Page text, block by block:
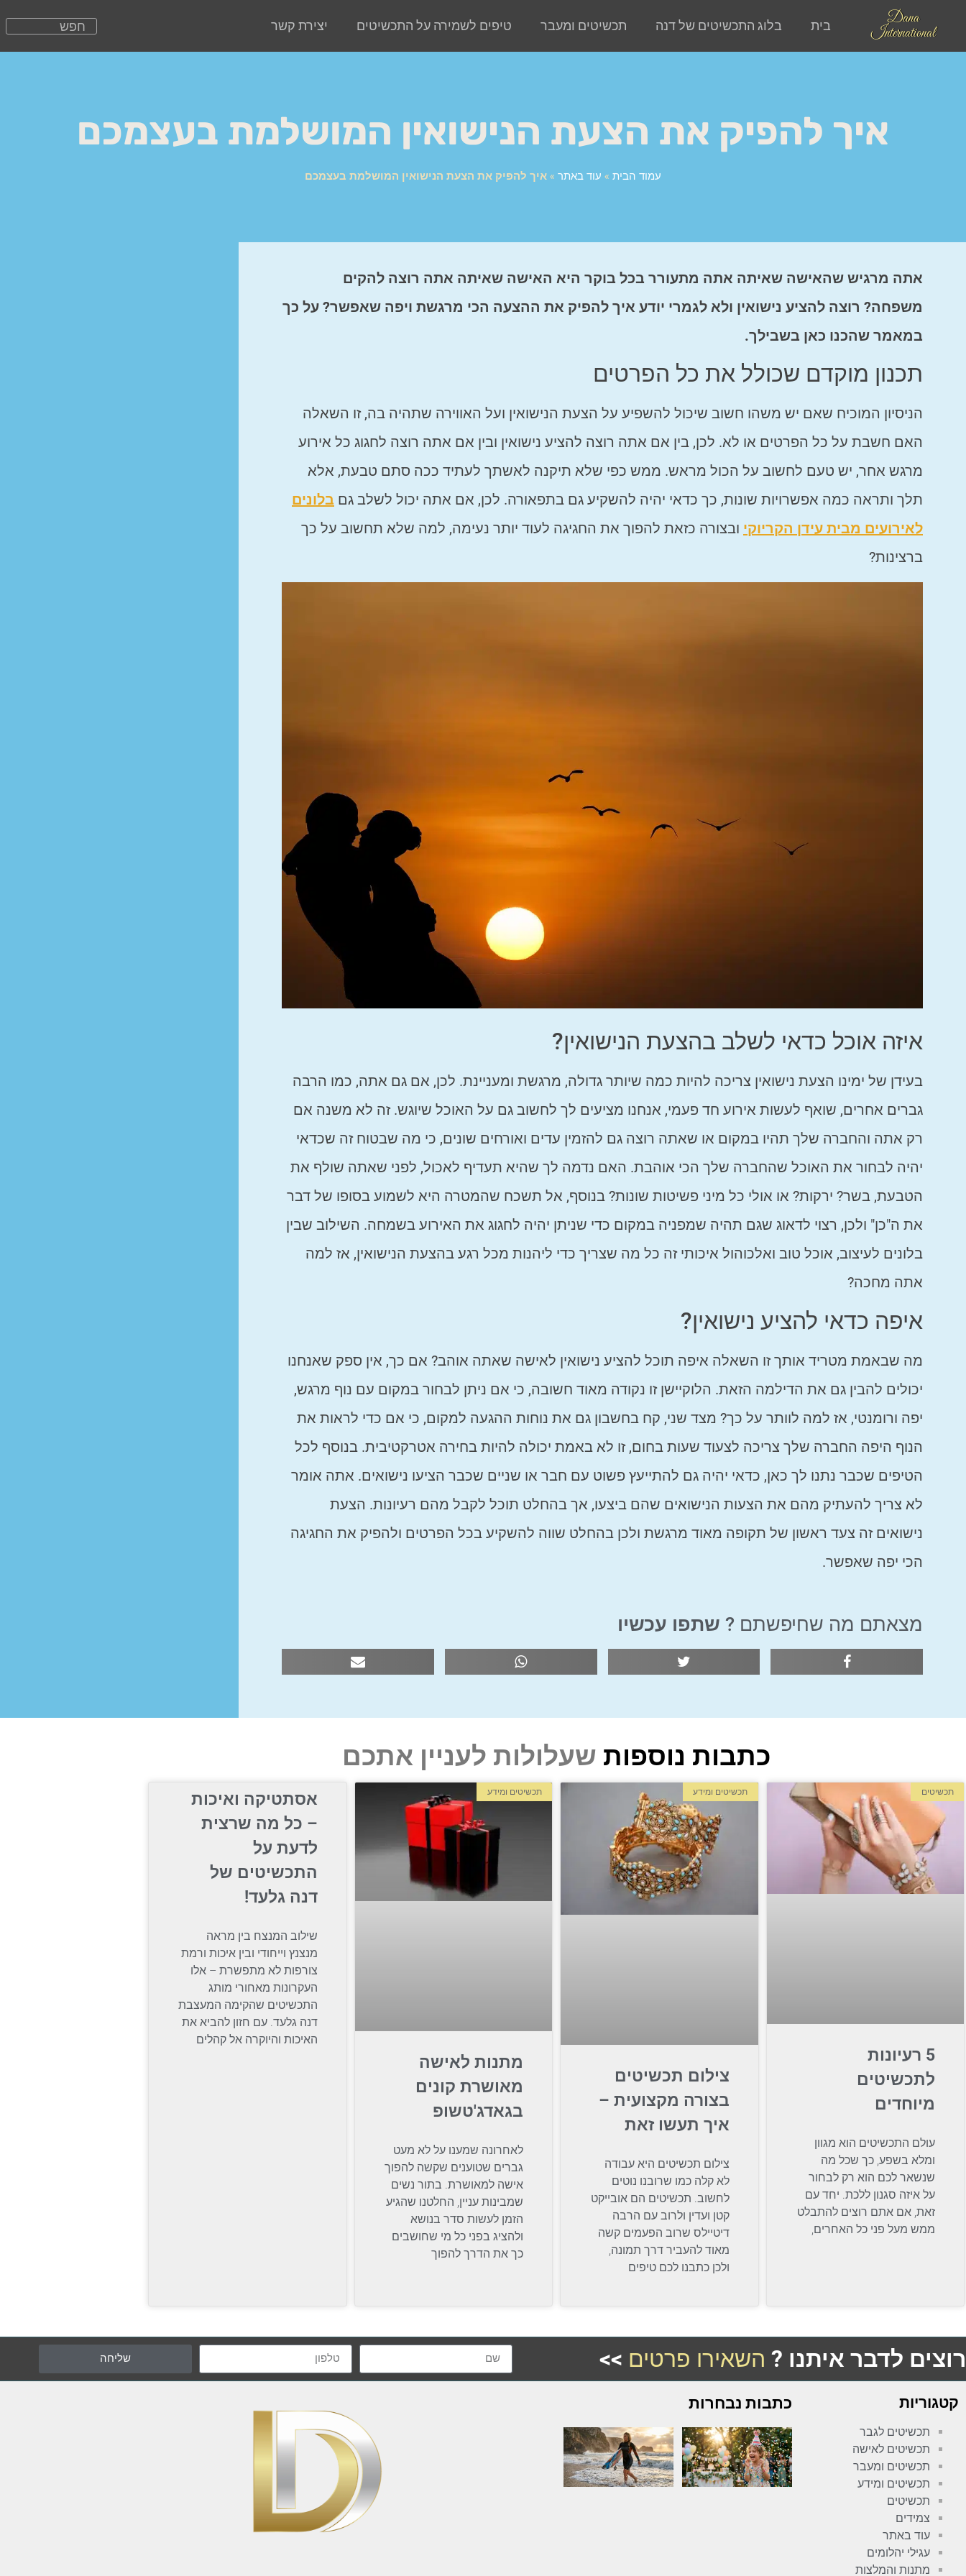
Dana
International
בית בלוג התכשיטים של דנה תכשיטים ומעבר טיפים לשמירה על התכשיטים יצירת קשר
איך להפיק את הצעת הנישואין המושלמת בעצמכם
עמוד הבית » עוד באתר » איך להפיק את הצעת הנישואין המושלמת בעצמכם
אתה מרגיש שהאישה שאיתה אתה מתעורר בכל בוקר היא האישה שאיתה אתה רוצה להקים
משפחה? רוצה להציע נישואין ולא לגמרי יודע איך להפיק את ההצעה הכי מרגשת ויפה שאפשר? על כך
במאמר שהכנו כאן בשבילך.
תכנון מוקדם שכולל את כל הפרטים
הניסיון המוכיח שאם יש משהו חשוב שיכול להשפיע על הצעת הנישואין ועל האווירה שתהיה בה, זו השאלה
האם חשבת על כל הפרטים או לא. לכן, בין אם אתה רוצה להציע נישואין ובין אם אתה רוצה לחגוג כל אירוע
מרגש אחר, יש טעם לחשוב על הכול מראש. ממש כפי שלא תיקנה לאשתך לעתיד ככה סתם טבעת, אלא
תלך ותראה כמה אפשרויות שונות, כך כדאי יהיה להשקיע גם בתפאורה. לכן, אם אתה יכול לשלב גם בלונים
לאירועים מבית עידן הקריוקי ובצורה כזאת להפוך את החגיגה לעוד יותר נעימה, למה שלא תחשוב על כך
ברצינות?
איזה אוכל כדאי לשלב בהצעת הנישואין?
בעידן של ימינו הצעת נישואין צריכה להיות כמה שיותר גדולה, מרגשת ומעניינת. לכן, אם גם אתה, כמו הרבה
גברים אחרים, שואף לעשות אירוע חד פעמי, אנחנו מציעים לך לחשוב גם על האוכל שיוגש. זה לא משנה אם
רק אתה והחברה שלך תהיו במקום או שאתה רוצה גם להזמין עדים ואורחים שונים, כי מה שבטוח זה שכדאי
יהיה לבחור את האוכל שהחברה שלך הכי אוהבת. האם נדמה לך שהיא תעדיף לאכול, לפני שאתה שולף את
הטבעת, בשר? ירקות? או אולי כל מיני פשיטות שונות? בנוסף, אל תשכח שהמטרה היא לשמוע בסופו של דבר
את ה"כן" ולכן, רצוי לדאוג שגם תהיה שמפניה במקום כדי שניתן יהיה לחגוג את האירוע בשמחה. השילוב שבין
בלונים לעיצוב, אוכל טוב ואלכוהול איכותי זה כל מה שצריך כדי ליהנות מכל רגע בהצעת הנישואין, אז למה
אתה מחכה?
איפה כדאי להציע נישואין?
מה שבאמת מטריד אותך זו השאלה איפה תוכל להציע נישואין לאישה שאתה אוהב? אם כך, אין ספק שאנחנו
יכולים להבין גם את הדילמה הזאת. הלוקיישן זו נקודה מאוד חשובה, כי אם ניתן לבחור במקום עם נוף מרגש,
יפה ורומנטי, אז למה לוותר על כך? מצד שני, קח בחשבון גם את נוחות ההגעה למקום, כי אם כדי לראות את
הנוף היפה החברה שלך צריכה לצעוד שעות בחום, זו לא באמת יכולה להיות בחירה אטרקטיבית. בנוסף לכל
הטיפים שכבר נתנו לך כאן, כדאי יהיה גם להתייעץ פשוט עם חבר או שניים שכבר הציעו נישואים. אתה אומר
לא צריך להעתיק מהם את הצעות הנישואים שהם ביצעו, אך בהחלט תוכל לקבל מהם רעיונות. הצעת
נישואים זה צעד ראשון של תקופה מאוד מרגשת ולכן בהחלט שווה להשקיע בכל הפרטים ולהפיק את החגיגה
הכי יפה שאפשר.
מצאתם מה שחיפשתם ? שתפו עכשיו
כתבות נוספות שעלולות לעניין אתכם
תכשיטים
5 רעיונות
לתכשיטים
מיוחדים
עולם התכשיטים הוא מגוון
ומלא בשפע, כך שכל מה
שנשאר לכם הוא רק לבחור
על איזה סגנון ללכת. יחד עם
זאת, אם אתם רוצים להתבלט
ממש מעל פני כל האחרים,
תכשיטים ומידע
צילום תכשיטים
בצורה מקצועית –
איך תעשו זאת
צילום תכשיטים היא עבודה
לא קלה כמו שרובנו נוטים
לחשוב. תכשיטים הם אובייקט
קטן ועדין ולרוב עם הרבה
דיטיילס שרוב הפעמים קשה
מאוד להעביר דרך תמונה,
ולכן כתבנו לכם טיפים
תכשיטים ומידע
מתנות לאישה
מאושרת קונים
בגאדג'טשופ
לאחרונה שמענו על לא מעט
גברים שטוענים שקשה להפוך
אישה למאושרת. בתור נשים
שמבינות עניין, החלטנו שהגיע
הזמן לעשות סדר בנושא
ולהציג בפני כל מי שחושבים
כך את הדרך להפוך
אסתטיקה ואיכות
– כל מה שרצית
לדעת על
התכשיטים של
דנה גלעד!
שילוב המנצח בין מראה
מנצנץ וייחודי ובין איכות ורמת
צורפות לא מתפשרת – אלו
העקרונות מאחורי מותג
התכשיטים שהקימה המעצבת
דנה גלעד. עם חזון להביא את
האיכות והיוקרה אל קהלים
רוצים לדבר איתנו ? השאירו פרטים >> שליחה
קטגוריות
תכשיטים לגבר
תכשיטים לאישה
תכשיטים ומעבר
תכשיטים ומידע
תכשיטים
צמידים
עוד באתר
עגילי יהלומים
מתנות והמלצות
כתבות נבחרות